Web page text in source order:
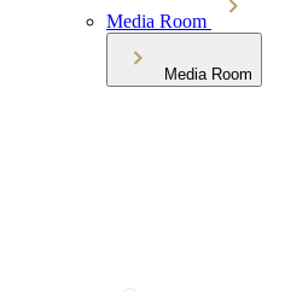
Media Room
Media Room